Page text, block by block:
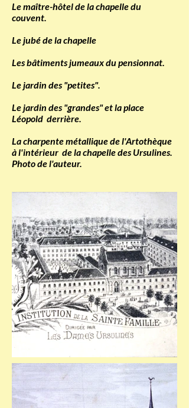
Le maître-hôtel de la chapelle du
couvent.
Le jubé de la chapelle
Les bâtiments jumeaux du pensionnat.
Le jardin des "petites".
Le jardin des "grandes" et la place
Léopold derrière.
La charpente métallique de l'Artothèque
à l'intérieur de la chapelle des Ursulines.
Photo de l'auteur.